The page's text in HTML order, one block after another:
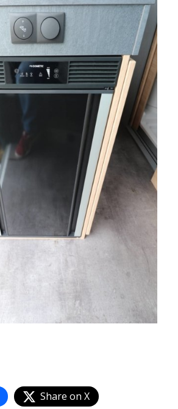
Share on X